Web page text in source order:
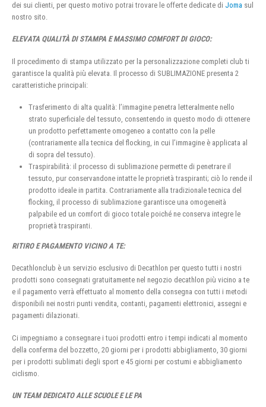
dei sui clienti, per questo motivo potrai trovare le offerte dedicate di Joma sul
nostro sito.
ELEVATA QUALITÀ DI STAMPA E MASSIMO COMFORT DI GIOCO:
Il procedimento di stampa utilizzato per la personalizzazione completi club ti
garantisce la qualità più elevata. Il processo di SUBLIMAZIONE presenta 2
caratteristiche principali:
Trasferimento di alta qualità: l’immagine penetra letteralmente nello
strato superficiale del tessuto, consentendo in questo modo di ottenere
un prodotto perfettamente omogeneo a contatto con la pelle
(contrariamente alla tecnica del flocking, in cui l’immagine è applicata al
di sopra del tessuto).
Traspirabilità: il processo di sublimazione permette di penetrare il
tessuto, pur conservandone intatte le proprietà traspiranti; ciò lo rende il
prodotto ideale in partita. Contrariamente alla tradizionale tecnica del
flocking, il processo di sublimazione garantisce una omogeneità
palpabile ed un comfort di gioco totale poiché ne conserva integre le
proprietà traspiranti.
RITIRO E PAGAMENTO VICINO A TE:
Decathlonclub è un servizio esclusivo di Decathlon per questo tutti i nostri
prodotti sono consegnati gratuitamente nel negozio decathlon più vicino a te
e il pagamento verrà effettuato al momento della consegna con tutti i metodi
disponibili nei nostri punti vendita, contanti, pagamenti elettronici, assegni e
pagamenti dilazionati.
Ci impegniamo a consegnare i tuoi prodotti entro i tempi indicati al momento
della conferma del bozzetto, 20 giorni per i prodotti abbigliamento, 30 giorni
per i prodotti sublimati degli sport e 45 giorni per costumi e abbigliamento
ciclismo.
UN TEAM DEDICATO ALLE SCUOLE E LE PA